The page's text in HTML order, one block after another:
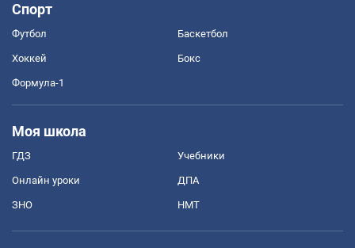
Спорт
Футбол Баскетбол
Хоккей Бокс
Формула-1
Моя школа
ГДЗ Учебники
Онлайн уроки ДПА
ЗНО НМТ